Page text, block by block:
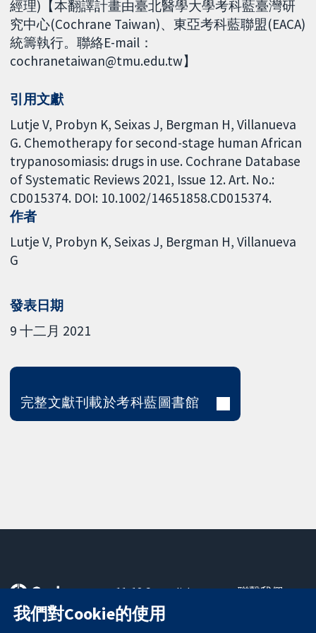
經理)【本翻譯計畫由臺北醫學大學考科藍臺灣研
究中心(Cochrane Taiwan)、東亞考科藍聯盟(EACA)
統籌執行。聯絡E-mail：
cochranetaiwan@tmu.edu.tw】
引用文獻
Lutje V, Probyn K, Seixas J, Bergman H, Villanueva
G. Chemotherapy for second-stage human African
trypanosomiasis: drugs in use. Cochrane Database
of Systematic Reviews 2021, Issue 12. Art. No.:
CD015374. DOI: 10.1002/14651858.CD015374.
作者
Lutje V Probyn K Seixas J Bergman H Villanueva
G
發表日期
9 十二月 2021
完整文獻刊載於考科藍圖書館
可信任實證
11-13 Cavendish
Square
London
聯繫我們
我們對Cookie的使用